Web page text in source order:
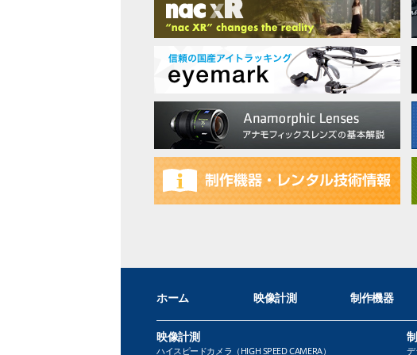
ホーム 映像計測 制作機器
映像計測
ハイスピードカメラ（HIGH SPEED CAMERA） デ